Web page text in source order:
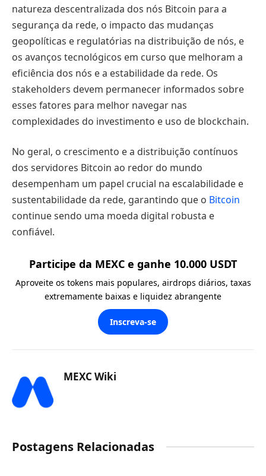
natureza descentralizada dos nós Bitcoin para a
segurança da rede, o impacto das mudanças
geopolíticas e regulatórias na distribuição de nós, e
os avanços tecnológicos em curso que melhoram a
eficiência dos nós e a estabilidade da rede. Os
stakeholders devem permanecer informados sobre
esses fatores para melhor navegar nas
complexidades do investimento e uso de blockchain.
No geral, o crescimento e a distribuição contínuos
dos servidores Bitcoin ao redor do mundo
desempenham um papel crucial na escalabilidade e
sustentabilidade da rede, garantindo que o Bitcoin
continue sendo uma moeda digital robusta e
confiável.
Participe da MEXC e ganhe 10.000 USDT
Aproveite os tokens mais populares, airdrops diários, taxas
extremamente baixas e liquidez abrangente
Inscreva-se
MEXC Wiki
Postagens Relacionadas